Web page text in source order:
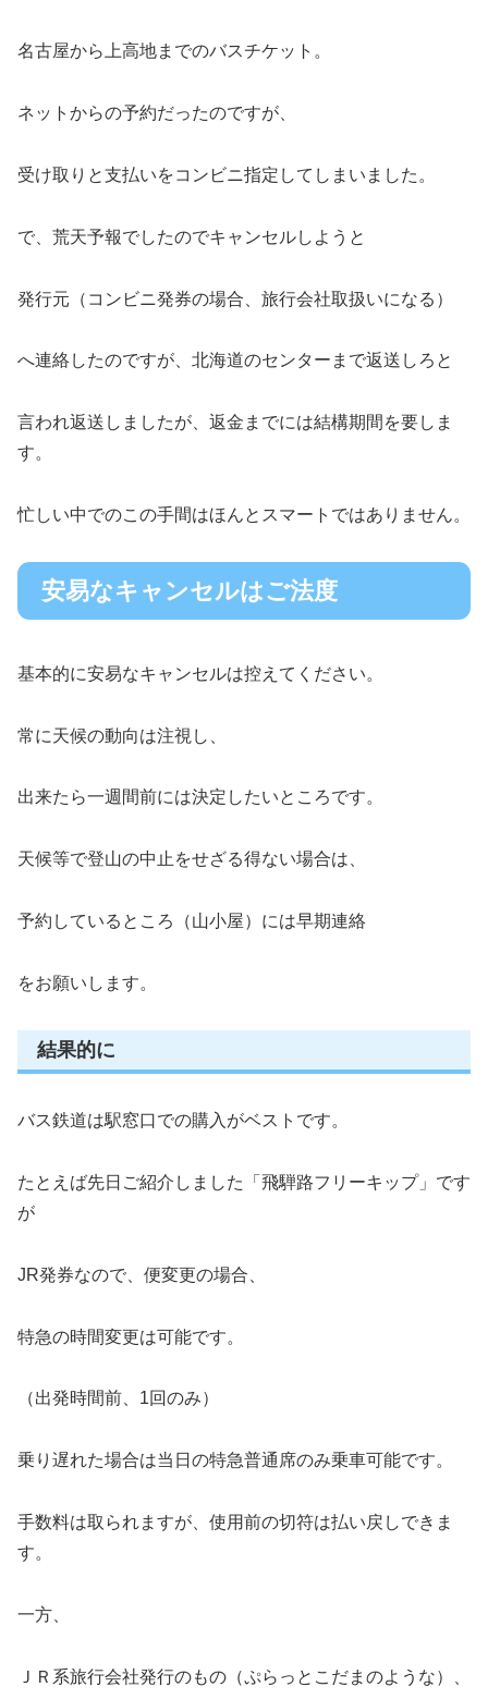
名古屋から上高地までのバスチケット。
ネットからの予約だったのですが、
受け取りと支払いをコンビニ指定してしまいました。
で、荒天予報でしたのでキャンセルしようと
発行元（コンビニ発券の場合、旅行会社取扱いになる）
へ連絡したのですが、北海道のセンターまで返送しろと
言われ返送しましたが、返金までには結構期間を要しま
す。
忙しい中でのこの手間はほんとスマートではありません。
安易なキャンセルはご法度
基本的に安易なキャンセルは控えてください。
常に天候の動向は注視し、
出来たら一週間前には決定したいところです。
天候等で登山の中止をせざる得ない場合は、
予約しているところ（山小屋）には早期連絡
をお願いします。
結果的に
バス鉄道は駅窓口での購入がベストです。
たとえば先日ご紹介しました「飛騨路フリーキップ」です
が
JR発券なので、便変更の場合、
特急の時間変更は可能です。
（出発時間前、1回のみ）
乗り遅れた場合は当日の特急普通席のみ乗車可能です。
手数料は取られますが、使用前の切符は払い戻しできま
す。
一方、
ＪＲ系旅行会社発行のもの（ぷらっとこだまのような）、